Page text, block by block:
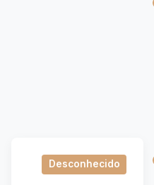
Desconhecido